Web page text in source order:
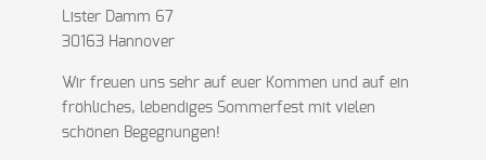
Lister Damm 67
30163 Hannover
Wir freuen uns sehr auf euer Kommen und auf ein
fröhliches, lebendiges Sommerfest mit vielen
schönen Begegnungen!